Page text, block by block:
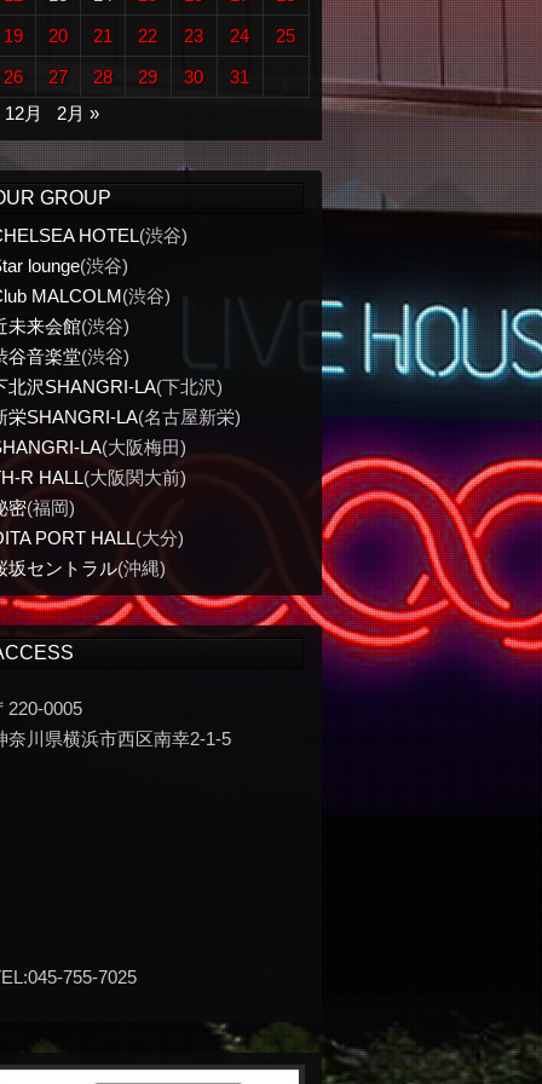
19
20 21 22 23 24
25
26
27 28 29 30
31
12月
2月 »
GROUP
HOTEL(渋谷)
lounge(渋谷)
MALCOLM(渋谷)
未来会館(渋谷)
谷音楽堂(渋谷)
北沢SHANGRI-LA(下北沢)
栄SHANGRI-LA(名古屋新栄)
LA(大阪梅田)
R HALL(大阪関大前)
密(福岡)
PORT HALL(大分)
坂セントラル(沖縄)
220-0005
奈川県横浜市西区南幸2-1-5
755-7025